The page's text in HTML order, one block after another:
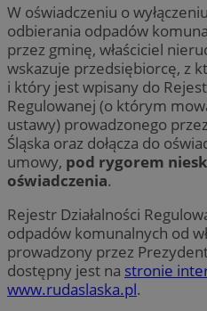
W oświadczeniu o
odbierania odpadów
przez gminę, właściciel
wskazuje przedsiębiorcę, z
i który jest wpisany do
Regulowanej (o którym
ustawy) prowadzonego
Śląska oraz dołącza do
umowy, pod rygorem
oświadczenia.
Rejestr Działalności
odpadów komunalnych od
prowadzony przez
dostępny jest na stronie
www.rudaslaska.pl.